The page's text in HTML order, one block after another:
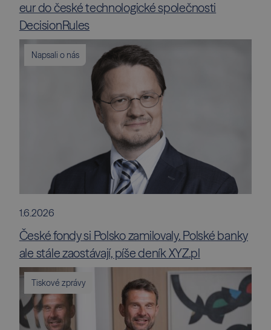
eur do české technologické společnosti
DecisionRules
Napsali o nás
1.6.2026
České fondy si Polsko zamilovaly. Polské banky
ale stále zaostávají, píše deník XYZ.pl
Tiskové zprávy